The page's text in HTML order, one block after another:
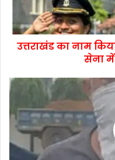
उत्तराखंड का नाम
सेना